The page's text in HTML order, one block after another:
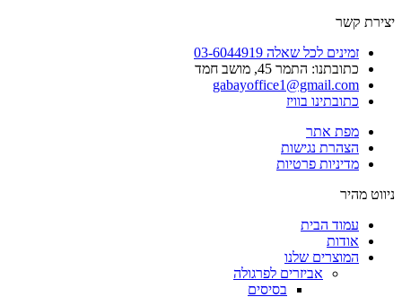
יצירת קשר
זמינים לכל שאלה 03-6044919
כתובתנו: התמר 45, מושב חמד​
gabayoffice1@gmail.com
כתובתינו בוויז
מפת אתר
הצהרת נגישות
מדיניות פרטיות
ניווט מהיר
עמוד הבית
אודות
המוצרים שלנו
אביזרים לפרגולה
בסיסים